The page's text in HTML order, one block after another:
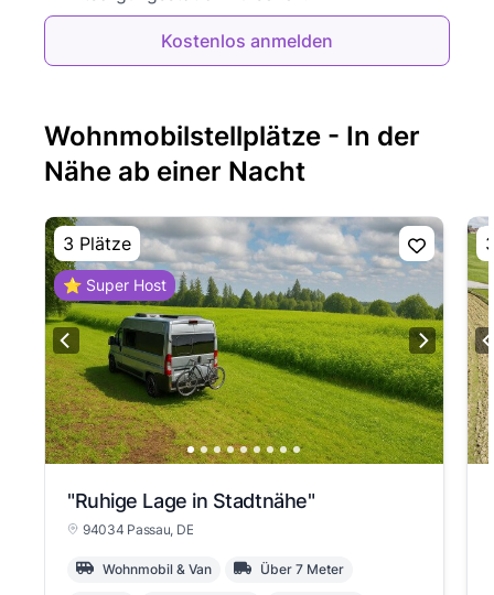
Kostenlos anmelden
Wohnmobilstellplätze - In der
Nähe ab einer Nacht
3 Plätze
⭐ Super Host
"Ruhige Lage in Stadtnähe"
94034 Passau, DE
Wohnmobil & Van Über 7 Meter